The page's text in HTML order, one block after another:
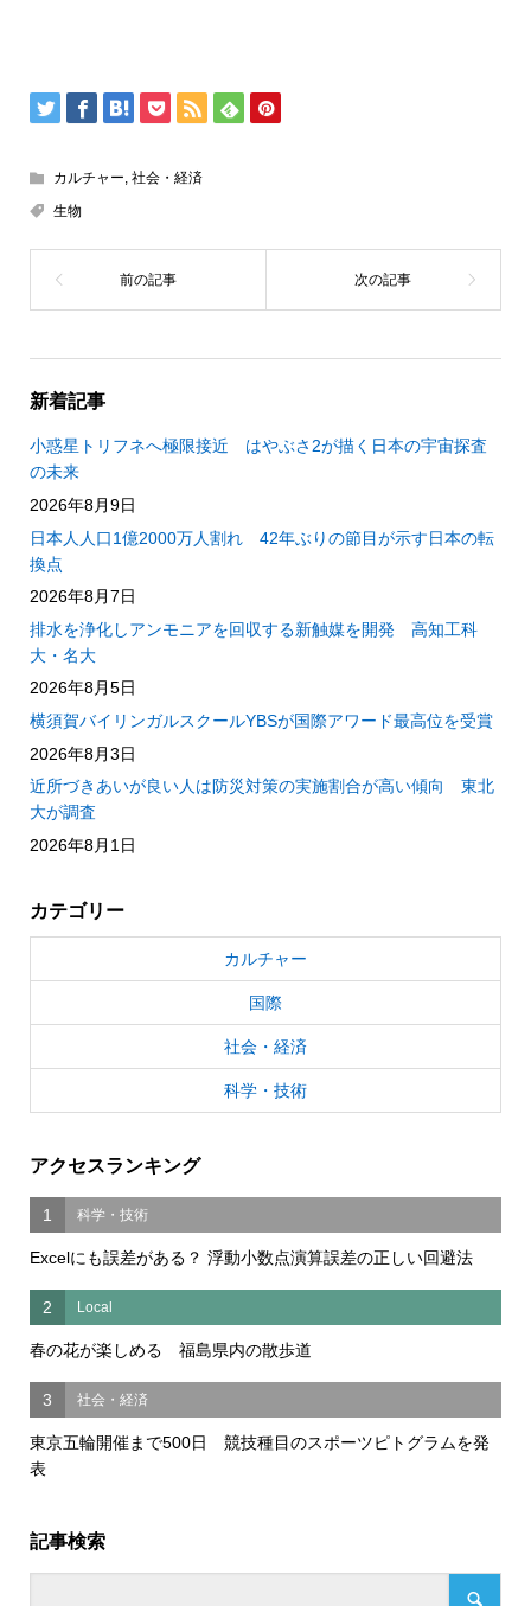
カルチャー, 社会・経済
生物
新着記事
小惑星トリフネへ極限接近 はやぶさ2が描く日本の宇宙探査
の未来
2026年8月9日
日本人人口1億2000万人割れ 42年ぶりの節目が示す日本の転
換点
2026年8月7日
排水を浄化しアンモニアを回収する新触媒を開発 高知工科
大・名大
2026年8月5日
横須賀バイリンガルスクールYBSが国際アワード最高位を受賞
2026年8月3日
近所づきあいが良い人は防災対策の実施割合が高い傾向 東北
大が調査
2026年8月1日
カテゴリー
カルチャー
国際
社会・経済
科学・技術
アクセスランキング
1 科学・技術
Excelにも誤差がある？ 浮動小数点演算誤差の正しい回避法
2 Local
春の花が楽しめる 福島県内の散歩道
3 社会・経済
東京五輪開催まで500日 競技種目のスポーツピトグラムを発
表
記事検索